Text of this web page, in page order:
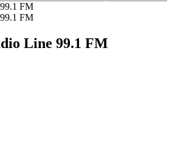
FM
FM
Line 99.1 FM